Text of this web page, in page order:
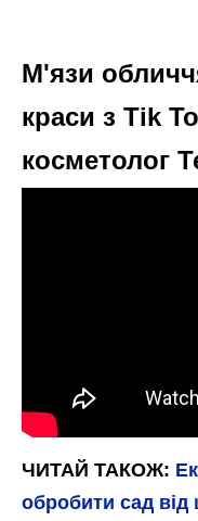
М'язи
краси з Tik
косметолог
ЧИТАЙ ТАКОЖ:
обробити сад від